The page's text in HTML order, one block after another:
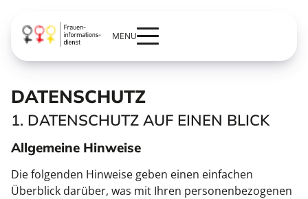
MENU
DATENSCHUTZ
1. DATENSCHUTZ AUF EINEN BLICK
Allgemeine Hinweise
Die folgenden Hinweise geben einen einfachen
Überblick darüber, was mit Ihren personenbezogenen